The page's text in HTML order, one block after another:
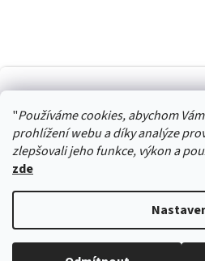
"Používáme cookies, abychom
prohlížení webu a díky analýze
zlepšovali jeho funkce, výkon a
zde
HURTTA-
Copyright 2026izviratka.cz.
Stačí se přihlásit k odběru
Vaše :)
Ano, chci se
Zásady zpracování